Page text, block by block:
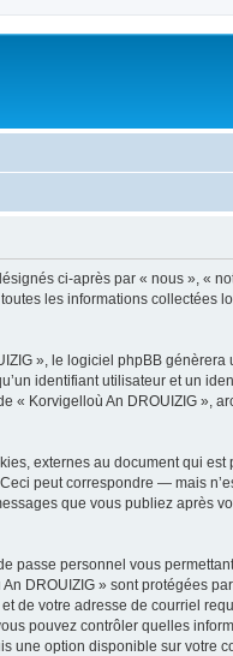
ci-après par « nous », «
les informations collectées
», le logiciel phpBB
identifiant utilisateur et un
Korvigelloù An DROUIZIG »,
externes au document qui
peut correspondre — mais
que vous publiez après
passe personnel vous
DROUIZIG » sont protégées
de votre adresse de courriel
pouvez contrôler quelles
une option disponible sur votre